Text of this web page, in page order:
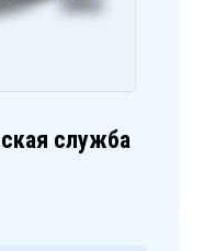
служба